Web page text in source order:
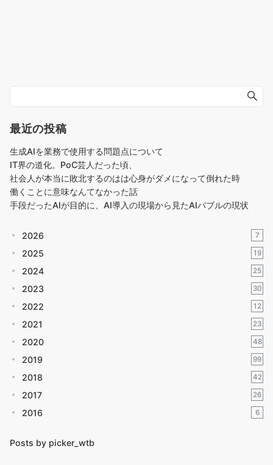
最近の投稿
生成AIを業務で使用する問題点について
IT界の道化。PoC芸人だった頃、
社会人が本当に敗北するのはは心身がダメになって倒れた時
働くことに意味なんてなかった話
手段だったAIが目的に、AI導入の現場から見たAIバブルの現状
2026 7
2025 19
2024 25
2023 30
2022 12
2021 23
2020 48
2019 99
2018 42
2017 26
2016 6
Posts by picker_wtb